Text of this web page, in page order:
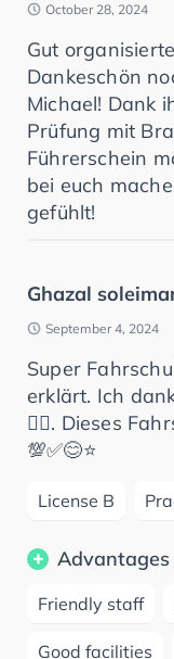
October 28, 2024
Gut
Dankeschön
Michael! Dank
Prüfung mit
Führerschein
bei euch
gefühlt!
Ghazal
September 4, 2024
Super
erklärt. Ich
👍🏽. Dieses
💯✅😊⭐️
License B
Advantages
Friendly staff
Good facilities